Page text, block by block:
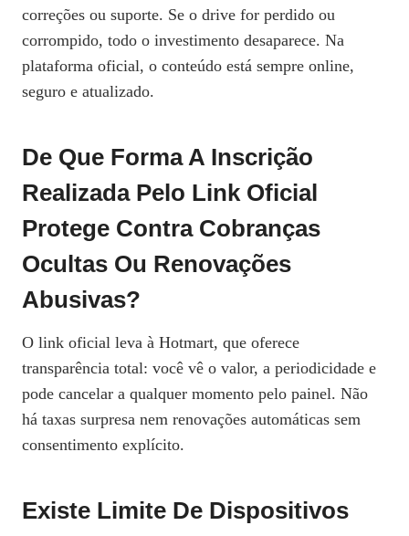
correções ou suporte. Se o drive for perdido ou
corrompido, todo o investimento desaparece. Na
plataforma oficial, o conteúdo está sempre online,
seguro e atualizado.
De Que Forma A Inscrição
Realizada Pelo Link Oficial
Protege Contra Cobranças
Ocultas Ou Renovações
Abusivas?
O link oficial leva à Hotmart, que oferece
transparência total: você vê o valor, a periodicidade e
pode cancelar a qualquer momento pelo painel. Não
há taxas surpresa nem renovações automáticas sem
consentimento explícito.
Existe Limite De Dispositivos